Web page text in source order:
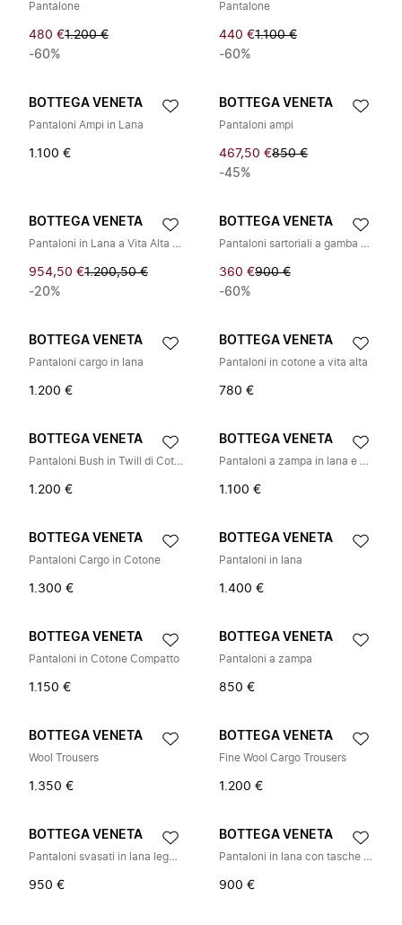
Pantalone
480 €1.200 €
-60%
Pantalone
440 €1.100 €
-60%
BOTTEGA VENETA
Pantaloni Ampi in Lana
1.100 €
BOTTEGA VENETA
Pantaloni ampi
467,50 €850 €
-45%
BOTTEGA VENETA
Pantaloni in Lana a Vita Alta con Cintura
954,50 €1.200,50 €
-20%
BOTTEGA VENETA
Pantaloni sartoriali a gamba dritta
360 €900 €
-60%
BOTTEGA VENETA
Pantaloni cargo in lana
1.200 €
BOTTEGA VENETA
Pantaloni in cotone a vita alta
780 €
BOTTEGA VENETA
Pantaloni Bush in Twill di Cotone
1.200 €
BOTTEGA VENETA
Pantaloni a zampa in lana e seta
1.100 €
BOTTEGA VENETA
Pantaloni Cargo in Cotone
1.300 €
BOTTEGA VENETA
Pantaloni in lana
1.400 €
BOTTEGA VENETA
Pantaloni in Cotone Compatto
1.150 €
BOTTEGA VENETA
Pantaloni a zampa
850 €
BOTTEGA VENETA
Wool Trousers
1.350 €
BOTTEGA VENETA
Fine Wool Cargo Trousers
1.200 €
BOTTEGA VENETA
Pantaloni svasati in lana leggera
950 €
BOTTEGA VENETA
Pantaloni in lana con tasche posteriori
900 €